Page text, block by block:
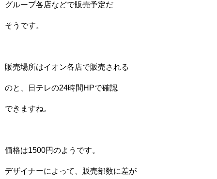
グループ各店などで販売予定だ
そうです。
販売場所はイオン各店で販売される
のと、日テレの24時間HPで確認
できますね。
価格は1500円のようです。
デザイナーによって、販売部数に差が